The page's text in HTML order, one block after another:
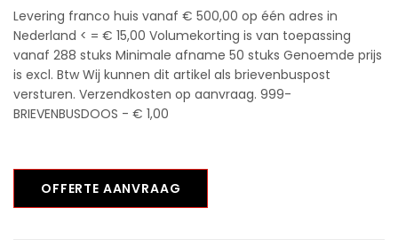
Levering franco huis vanaf € 500,00 op één adres in
Nederland < = € 15,00 Volumekorting is van toepassing
vanaf 288 stuks Minimale afname 50 stuks Genoemde prijs
is excl. Btw Wij kunnen dit artikel als brievenbuspost
versturen. Verzendkosten op aanvraag. 999-
BRIEVENBUSDOOS - € 1,00
OFFERTE AANVRAAG